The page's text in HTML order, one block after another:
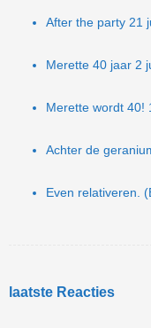
After the party 21
Merette 40 jaar 2
Merette wordt 40!
Achter de
Even relativeren.
laatste Reacties